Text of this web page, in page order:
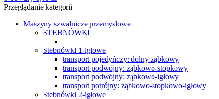
Przeglądanie kategorii
Maszyny szwalnicze przemysłowe
STEBNÓWKI
Stebnówki 1-igłowe
transport pojedyńczy: dolny ząbkowy
transport podwójny: ząbkowo-stopkowy
transport podwójny: ząbkowo-igłowy
transport potrójny: ząbkowo-stopkowo-igłowy
Stebnówki 2-igłowe